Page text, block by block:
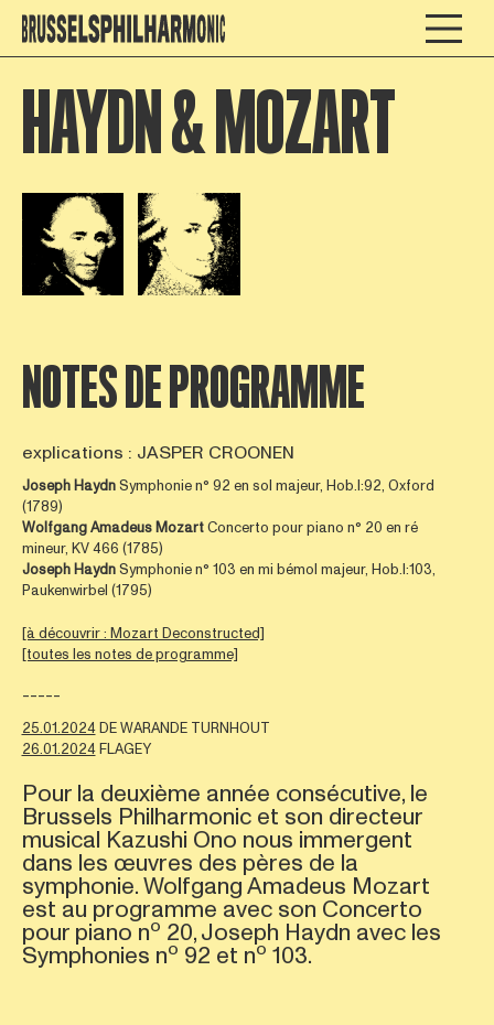
HAYDN & MOZART
Open afbeelding in popupOpen afbeelding in popup
NOTES DE PROGRAMME
explications : JASPER CROONEN
Joseph HaydnSymphonie n° 92 en sol majeur, Hob.I:92, Oxford
(1789)
Wolfgang Amadeus MozartConcerto pour piano n° 20 en ré
mineur, KV 466 (1785)
Joseph HaydnSymphonie n° 103 en mi bémol majeur, Hob.I:103,
Paukenwirbel (1795)
[à découvrir : Mozart Deconstructed]
[toutes les notes de programme]
-----
25.01.2024DE WARANDE TURNHOUT
26.01.2024FLAGEY
Pour la deuxième année consécutive, le
Brussels Philharmonic et son directeur
musical Kazushi Ono nous immergent
dans les œuvres des pères de la
symphonie. Wolfgang Amadeus Mozart
est au programme avec son Concerto
pour piano no 20, Joseph Haydn avec les
Symphonies no 92 et no 103.